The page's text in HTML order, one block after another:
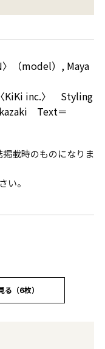
（model）, Maya
KiKi inc.〉 Styling
Text＝
載時のものになりま
い。
る（6枚）